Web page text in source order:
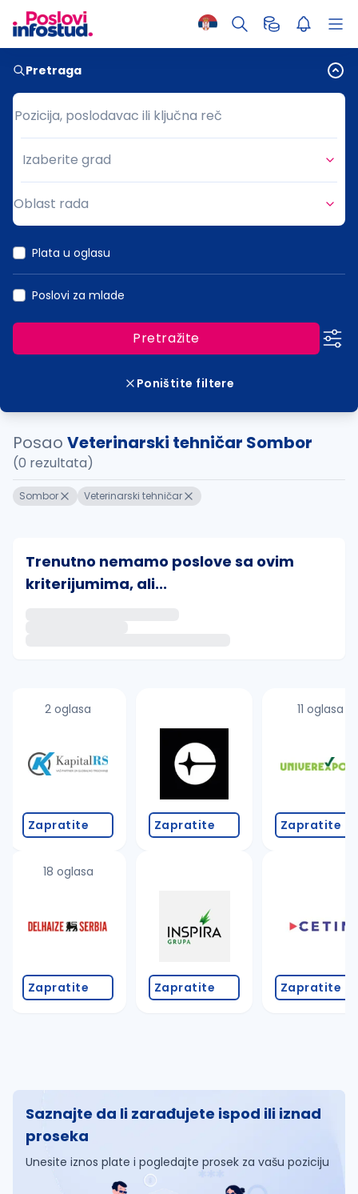
Pretraga
Pozicija, poslodavac ili ključna reč
Pozicija, poslodavac ili ključna reč
Grad
Izaberite grad
Oblast rada
Plata u oglasu
Poslovi za mlade
Pretražite
Poništite filtere
Posao Veterinarski tehničar Sombor
(0 rezultata)
Sombor Veterinarski tehničar
Trenutno nemamo poslove sa ovim
kriterijumima, ali...
proverite pravopisne greške (koristite č, ć, š, đ,
povećajte radijus za odabrani grad
promenite odabrane filtere pretrage
2 oglasa
Zapratite
18 oglasa
Zapratite
Zapratite
Zapratite
11 oglasa
Zapratite
Zapratite
Saznajte da li zarađujete ispod ili iznad
proseka
Unesite iznos plate i pogledajte prosek za vašu poziciju